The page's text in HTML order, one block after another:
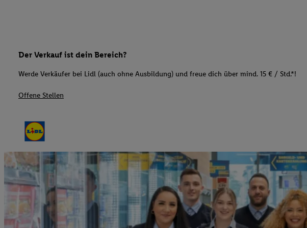
Der Verkauf ist dein Bereich?
Werde Verkäufer bei Lidl (auch ohne Ausbildung) und freue dich über mind. 15 € / Std.*!
Offene Stellen